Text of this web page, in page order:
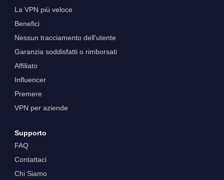
La VPN più veloce
Benefici
Nessun tracciamento dell'utente
Garanzia soddisfatti o rimborsati
Affiliato
Influencer
Premere
VPN per aziende
Supporto
FAQ
Contattaci
Chi Siamo